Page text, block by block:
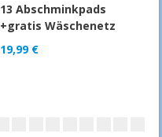
13 Abschminkpads
+gratis Wäschenetz
19,99 €